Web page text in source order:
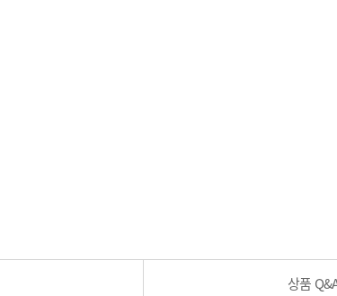
상품